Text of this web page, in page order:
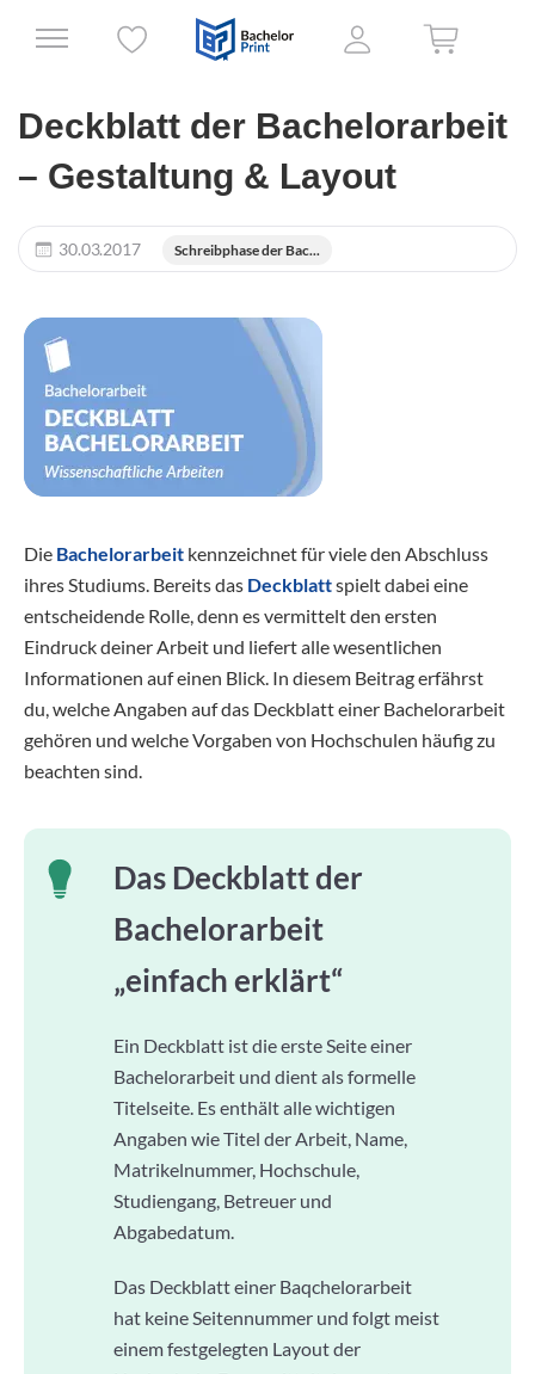
Deckblatt der Bachelorarbeit
– Gestaltung & Layout
30.03.2017 Schreibphase der Bac...
Die Bachelorarbeit kennzeichnet für viele den Abschluss
ihres Studiums. Bereits das Deckblattspielt dabei eine
entscheidende Rolle, denn es vermittelt den ersten
Eindruck deiner Arbeit und liefert alle wesentlichen
Informationen auf einen Blick. In diesem Beitrag erfährst
du, welche Angaben auf das Deckblatt einer Bachelorarbeit
gehören und welche Vorgaben von Hochschulen häufig zu
beachten sind.
Das Deckblatt der
Bachelorarbeit
„einfach erklärt“
Ein Deckblatt ist die erste Seite einer
Bachelorarbeit und dient als formelle
Titelseite. Es enthält alle wichtigen
Angaben wie Titel der Arbeit, Name,
Matrikelnummer, Hochschule,
Studiengang, Betreuer und
Abgabedatum.
Das Deckblatt einer Baqchelorarbeit
hat keine Seitennummer und folgt meist
einem festgelegten Layout der